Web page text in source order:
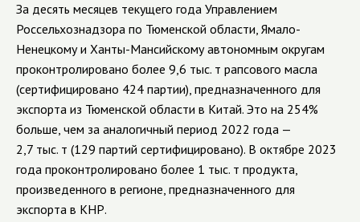
За десять месяцев текущего года Управлением
Россельхознадзора по Тюменской области, Ямало-
Ненецкому и Ханты-Мансийскому автономным округам
проконтролировано более 9,6 тыс. т рапсового масла
(сертифицировано 424 партии), предназначенного для
экспорта из Тюменской области в Китай. Это на 254%
больше, чем за аналогичный период 2022 года —
2,7 тыс. т (129 партий сертифицировано). В октябре 2023
года проконтролировано более 1 тыс. т продукта,
произведенного в регионе, предназначенного для
экспорта в КНР.